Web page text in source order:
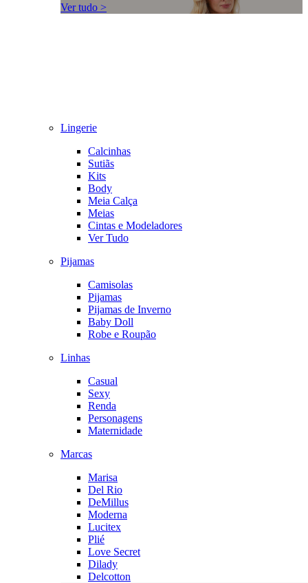
Ver tudo >
Lingerie
Calcinhas
Sutiãs
Kits
Body
Meia Calça
Meias
Cintas e Modeladores
Ver Tudo
Pijamas
Camisolas
Pijamas
Pijamas de Inverno
Baby Doll
Robe e Roupão
Linhas
Casual
Sexy
Renda
Personagens
Maternidade
Marcas
Marisa
Del Rio
DeMillus
Moderna
Lucitex
Plié
Love Secret
Dilady
Delcotton